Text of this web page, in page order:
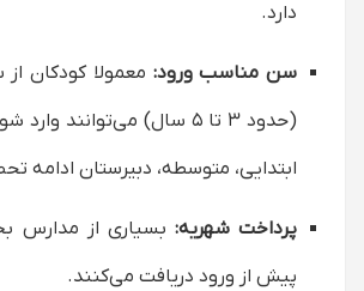
دارد.
سن مناسب ورود: معمولا کودکان
(حدود ۳ تا ۵ سال) می‌توانند
ابتدایی، متوسطه، دبیرستان ادامه
پرداخت شهریه: بسیاری از مدارس
پیش از ورود دریافت می‌کنند.